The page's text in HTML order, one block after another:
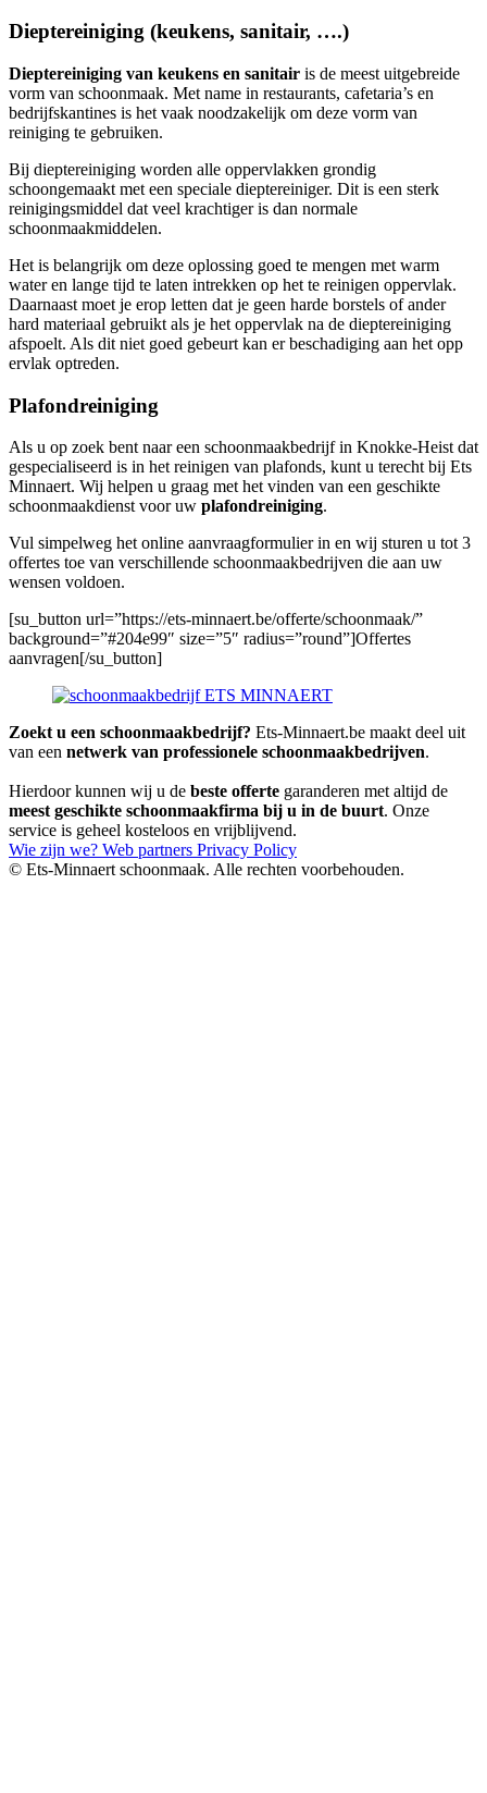
Dieptereiniging (keukens, sanitair, ….)
Dieptereiniging van keukens en sanitair is de meest uitgebreide
vorm van schoonmaak. Met name in restaurants, cafetaria’s en
bedrijfskantines is het vaak noodzakelijk om deze vorm van
reiniging te gebruiken.
Bij dieptereiniging worden alle oppervlakken grondig
schoongemaakt met een speciale dieptereiniger. Dit is een sterk
reinigingsmiddel dat veel krachtiger is dan normale
schoonmaakmiddelen.
Het is belangrijk om deze oplossing goed te mengen met warm
water en lange tijd te laten intrekken op het te reinigen oppervlak.
Daarnaast moet je erop letten dat je geen harde borstels of ander
hard materiaal gebruikt als je het oppervlak na de dieptereiniging
afspoelt. Als dit niet goed gebeurt kan er beschadiging aan het opp
ervlak optreden.
Plafondreiniging
Als u op zoek bent naar een schoonmaakbedrijf in Knokke-Heist dat
gespecialiseerd is in het reinigen van plafonds, kunt u terecht bij Ets
Minnaert. Wij helpen u graag met het vinden van een geschikte
schoonmaakdienst voor uw plafondreiniging.
Vul simpelweg het online aanvraagformulier in en wij sturen u tot 3
offertes toe van verschillende schoonmaakbedrijven die aan uw
wensen voldoen.
[su_button url=”https://ets-minnaert.be/offerte/schoonmaak/”
background=”#204e99″ size=”5″ radius=”round”]Offertes
aanvragen[/su_button]
Zoekt u een schoonmaakbedrijf? Ets-Minnaert.be maakt deel uit
van een netwerk van professionele schoonmaakbedrijven.
Hierdoor kunnen wij u de beste offerte garanderen met altijd de
meest geschikte schoonmaakfirma bij u in de buurt. Onze
service is geheel kosteloos en vrijblijvend.
Wie zijn we? Web partners Privacy Policy
© Ets-Minnaert schoonmaak. Alle rechten voorbehouden.